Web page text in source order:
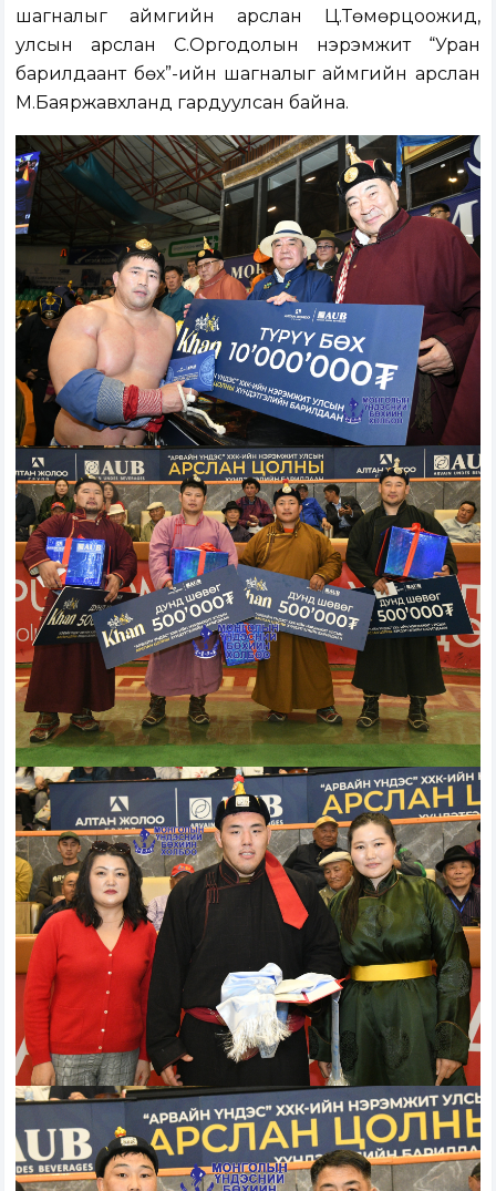
шагналыг аймгийн арслан Ц.Төмөрцоожид,
улсын арслан С.Оргодолын нэрэмжит “Уран
барилдаант бөх”-ийн шагналыг аймгийн арслан
М.Баяржавхланд гардуулсан байна.